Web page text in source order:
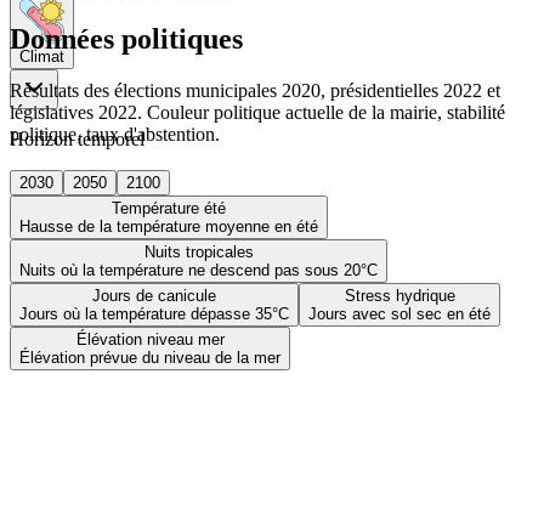
Climat
Horizon temporel
2030 2050
2100
Température été
Hausse de la température moyenne en été
Nuits tropicales
Nuits où la température ne descend pas sous 20°C
Jours de canicule
Jours où la température dépasse 35°C
Stress hydrique
Jours avec sol sec en été
Élévation niveau mer
Élévation prévue du niveau de la mer
Données politiques
Résultats des élections municipales 2020, présidentielles 2022 et
législatives 2022. Couleur politique actuelle de la mairie, stabilité
politique, taux d'abstention.